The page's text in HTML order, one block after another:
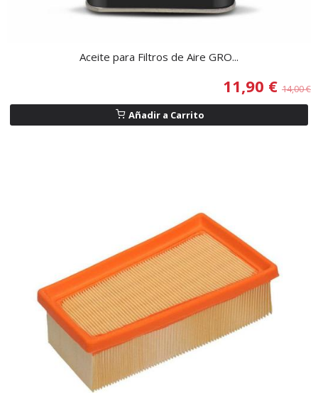
Aceite para Filtros de Aire GRO...
11,90 € 14,00 €
Añadir a Carrito